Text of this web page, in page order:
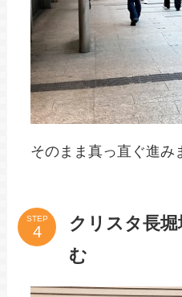
そのまま真っ直ぐ進み
STEP
クリスタ長
む